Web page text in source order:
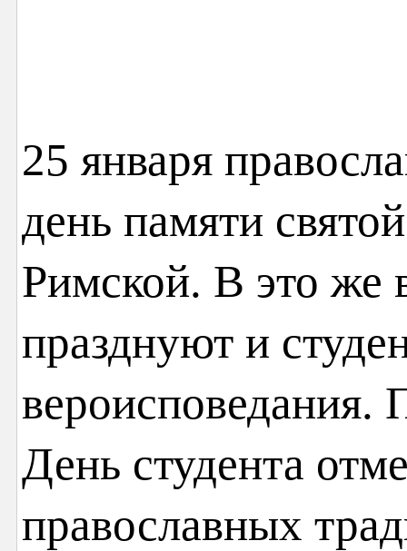
25 января
день памяти
Римской. В это же
празднуют и
вероисповедания.
День студента
православных